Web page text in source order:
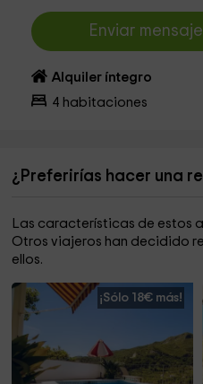
Enviar
Alquiler íntegro
4 habitaciones
¿Preferirías hacer una
Las características de estos
Otros viajeros han decidido
ellos.
¡Sólo 18€ más!